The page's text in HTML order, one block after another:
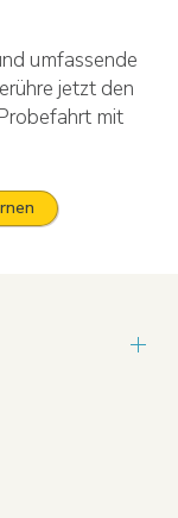
umfassende
jetzt den
mit